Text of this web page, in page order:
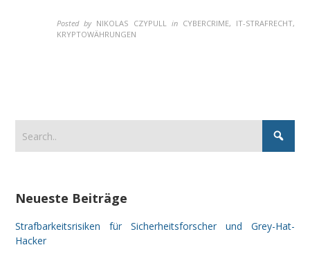
Posted by NIKOLAS CZYPULL in CYBERCRIME, IT-STRAFRECHT,
KRYPTOWÄHRUNGEN
Neueste Beiträge
Strafbarkeitsrisiken für Sicherheitsforscher und Grey-Hat-
Hacker